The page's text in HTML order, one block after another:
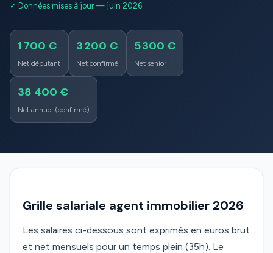
✓ Données mises à jour — juin 2026
1 700 €
Net débutant
3 200 €
Net confirmé
5 300 €
Net senior
38 400 €
Net annuel (confirmé)
Grille salariale agent immobilier 2026
Les salaires ci-dessous sont exprimés en euros brut
et net mensuels pour un temps plein (35h). Le